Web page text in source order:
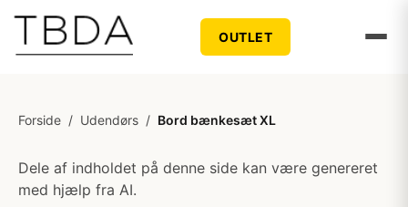
OUTLET
Forside / Udendørs / Bord bænkesæt XL
Dele af indholdet på denne side kan være genereret
med hjælp fra AI.